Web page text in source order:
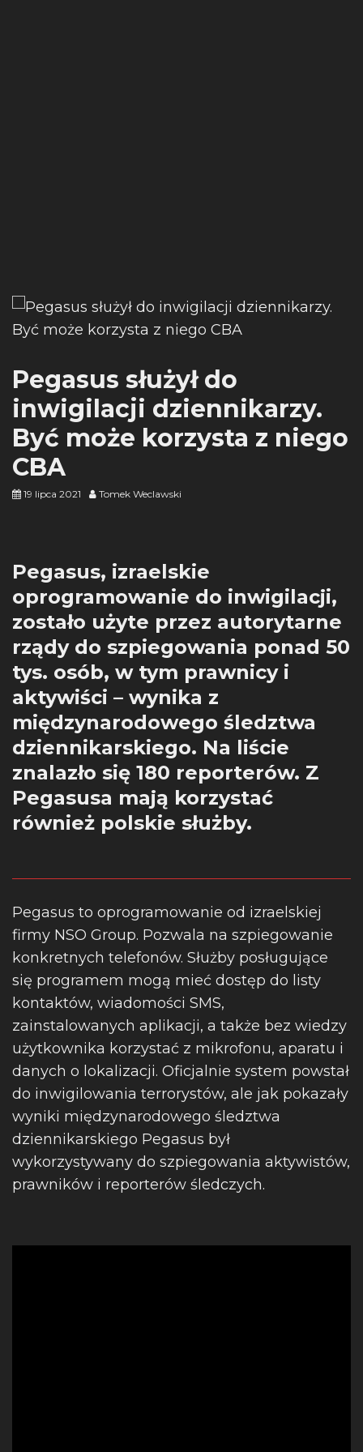
Pegasus służył do
inwigilacji dziennikarzy.
Być może korzysta z niego
CBA
19 lipca 2021 Tomek Weclawski
Pegasus, izraelskie
oprogramowanie do inwigilacji,
zostało użyte przez autorytarne
rządy do szpiegowania ponad 50
tys. osób, w tym prawnicy i
aktywiści – wynika z
międzynarodowego śledztwa
dziennikarskiego. Na liście
znalazło się 180 reporterów. Z
Pegasusa mają korzystać
również polskie służby.
Pegasus to oprogramowanie od izraelskiej
firmy NSO Group. Pozwala na szpiegowanie
konkretnych telefonów. Służby posługujące
się programem mogą mieć dostęp do listy
kontaktów, wiadomości SMS,
zainstalowanych aplikacji, a także bez wiedzy
użytkownika korzystać z mikrofonu, aparatu i
danych o lokalizacji. Oficjalnie system powstał
do inwigilowania terrorystów, ale jak pokazały
wyniki międzynarodowego śledztwa
dziennikarskiego Pegasus był
wykorzystywany do szpiegowania aktywistów,
prawników i reporterów śledczych.